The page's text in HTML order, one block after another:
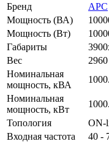
Бренд
APC
Мощность (ВА)
Мощность (Вт)
Габариты
Вес
2960
Номинальная
мощность, кВА
Номинальная
мощность, кВт
Топология
ON-
Входная частота
40 -